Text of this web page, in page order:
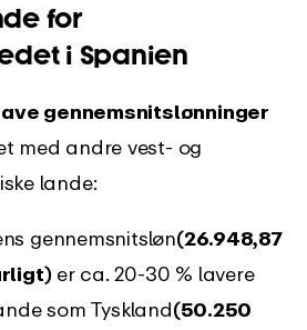
for
i Spanien
gennemsnitslønninger
med andre vest- og
lande:
gennemsnitsløn(26.948,87
er ca. 20-30 % lavere
som Tyskland(50.250